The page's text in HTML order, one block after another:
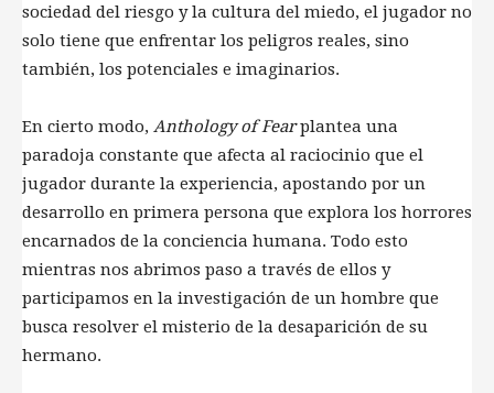
sociedad del riesgo y la cultura del miedo, el jugador no
solo tiene que enfrentar los peligros reales, sino
también, los potenciales e imaginarios.
En cierto modo, Anthology of Fearplantea una
paradoja constante que afecta al raciocinio que el
jugador durante la experiencia, apostando por un
desarrollo en primera persona que explora los horrores
encarnados de la conciencia humana. Todo esto
mientras nos abrimos paso a través de ellos y
participamos en la investigación de un hombre que
busca resolver el misterio de la desaparición de su
hermano.